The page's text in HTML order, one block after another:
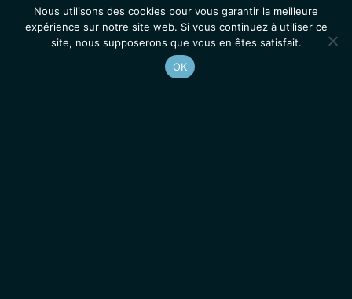
Nous utilisons des cookies pour vous garantir la meilleure
expérience sur notre site web. Si vous continuez à utiliser ce
site, nous supposerons que vous en êtes satisfait.
OK